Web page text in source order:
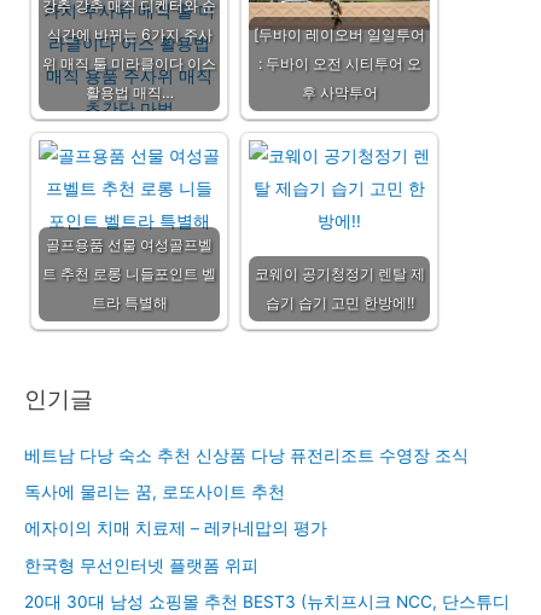
강추 강추 매직 디켄터와 순
식간에 바뀌는 6가지 주사
위 매직 툴 미라클이다 이스
활용법 매직…
[두바이 레이오버 일일투어
: 두바이 오전 시티투어 오
후 사막투어
골프용품 선물 여성골프벨
트 추천 로롱 니들포인트 벨
트라 특별해
코웨이 공기청정기 렌탈 제
습기 습기 고민 한방에!!
인기글
베트남 다낭 숙소 추천 신상품 다낭 퓨전리조트 수영장 조식
독사에 물리는 꿈, 로또사이트 추천
에자이의 치매 치료제 – 레카네맙의 평가
한국형 무선인터넷 플랫폼 위피
20대 30대 남성 쇼핑몰 추천 BEST3 (뉴치프시크 NCC, 단스튜디